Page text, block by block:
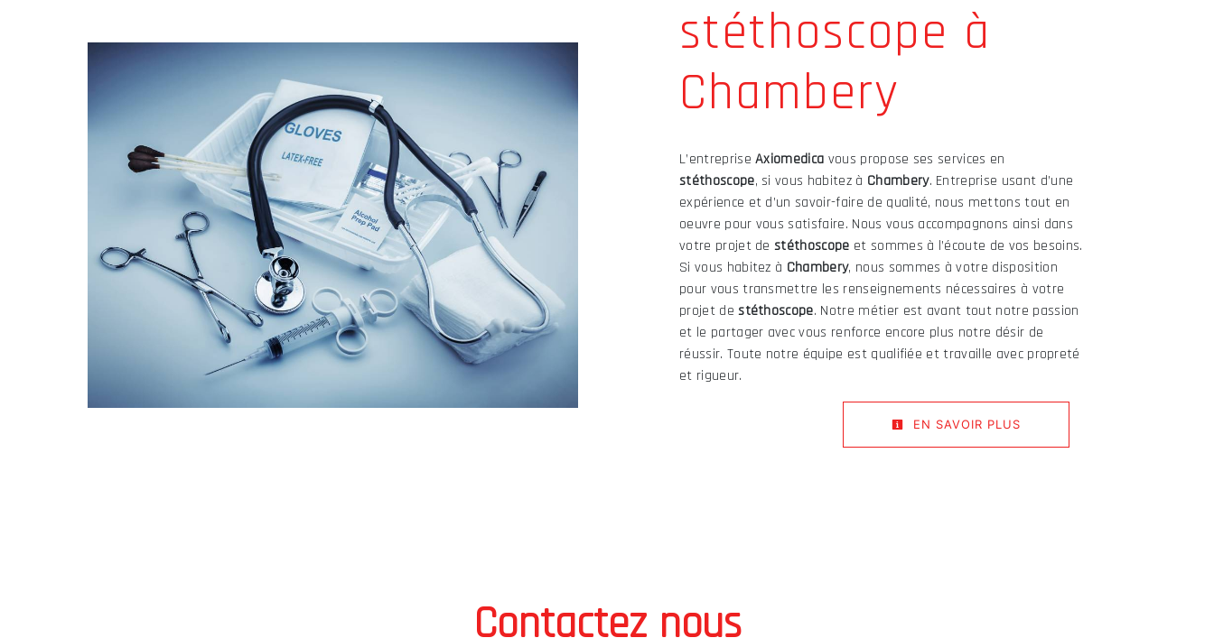
stéthoscope à
Chambery
L’entrepriseAxiomedica vous propose ses services en
stéthoscope, si vous habitez à Chambery. Entreprise usant d’une
expérience et d’un savoir-faire de qualité, nous mettons tout en
oeuvre pour vous satisfaire. Nous vous accompagnons ainsi dans
votre projet destéthoscope et sommes à l’écoute de vos besoins.
Si vous habitez à Chambery, nous sommes à votre disposition
pour vous transmettre les renseignements nécessaires à votre
projet destéthoscope. Notre métier est avant tout notre passion
et le partager avec vous renforce encore plus notre désir de
réussir. Toute notre équipe est qualifiée et travaille avec propreté
et rigueur.
EN SAVOIR PLUS
Contactez nous